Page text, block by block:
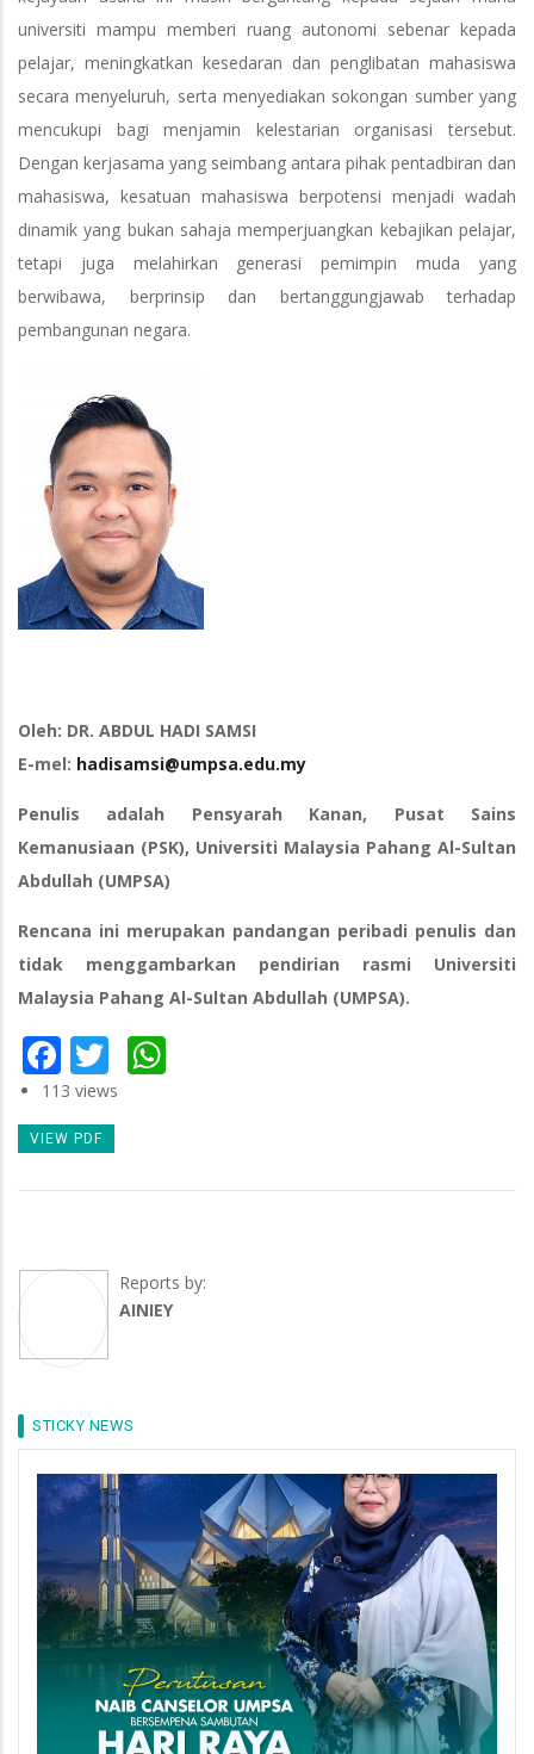
universiti mampu memberi ruang autonomi sebenar kepada
pelajar, meningkatkan kesedaran dan penglibatan mahasiswa
secara menyeluruh, serta menyediakan sokongan sumber yang
mencukupi bagi menjamin kelestarian organisasi tersebut.
Dengan kerjasama yang seimbang antara pihak pentadbiran dan
mahasiswa, kesatuan mahasiswa berpotensi menjadi wadah
dinamik yang bukan sahaja memperjuangkan kebajikan pelajar,
tetapi juga melahirkan generasi pemimpin muda yang
berwibawa, berprinsip dan bertanggungjawab terhadap
pembangunan negara.
Oleh: DR. ABDUL HADI SAMSI
E-mel: hadisamsi@umpsa.edu.my
Penulis adalah Pensyarah Kanan, Pusat Sains
Kemanusiaan (PSK), Universiti Malaysia Pahang Al-Sultan
Abdullah (UMPSA)
Rencana ini merupakan pandangan peribadi penulis dan
tidak menggambarkan pendirian rasmi Universiti
Malaysia Pahang Al-Sultan Abdullah (UMPSA).
Facebook
Twitter
113 views
VIEW PDF
Reports by:
AINIEY
STICKY NEWS